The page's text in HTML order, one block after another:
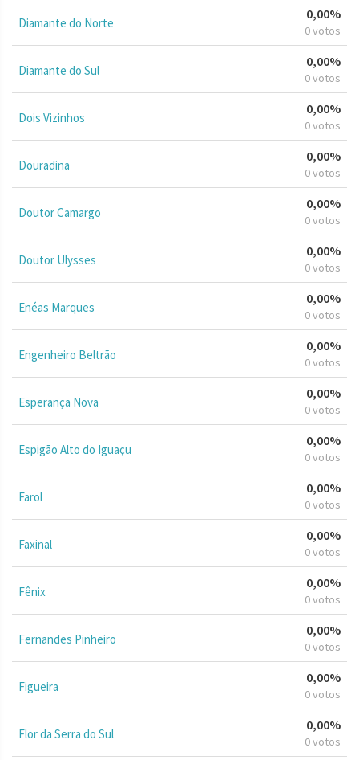
Diamante do Norte
0,00%
0 votos
Diamante do Sul
0,00%
0 votos
Dois Vizinhos
0,00%
0 votos
Douradina
0,00%
0 votos
Doutor Camargo
0,00%
0 votos
Doutor Ulysses
0,00%
0 votos
Enéas Marques
0,00%
0 votos
Engenheiro Beltrão
0,00%
0 votos
Esperança Nova
0,00%
0 votos
Espigão Alto do Iguaçu
0,00%
0 votos
Farol
0,00%
0 votos
Faxinal
0,00%
0 votos
Fênix
0,00%
0 votos
Fernandes Pinheiro
0,00%
0 votos
Figueira
0,00%
0 votos
Flor da Serra do Sul
0,00%
0 votos